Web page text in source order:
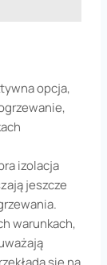
opcja,
izolacja
jeszcze
warunkach,